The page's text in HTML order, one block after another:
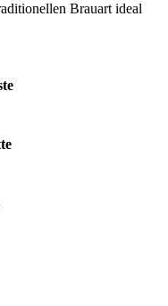
Brauart ideal